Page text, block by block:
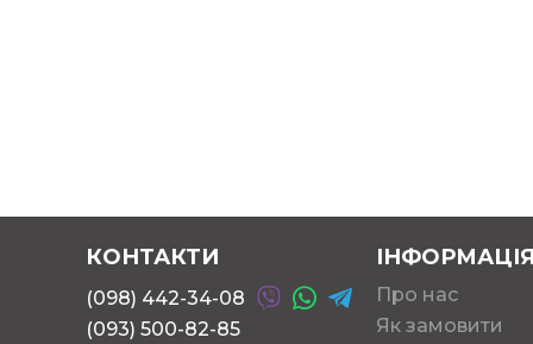
КОНТАКТИ
(098) 442-34-08
(093) 500-82-85
ІНФОРМАЦІЯ
Про нас
Як замовити